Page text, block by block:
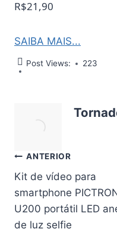
R$21,90
SAIBA MAIS...
Post Views: 223
Navegação
de
Post
ANTERIOR
Kit de vídeo para
smartphone
U200 portátil LED
de luz selfie